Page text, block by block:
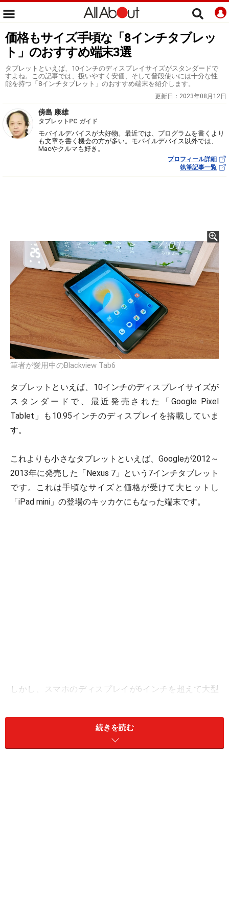
価格もサイズ手頃な「8インチタブレッ
ト」のおすすめ端末3選
タブレットといえば、10インチのディスプレイサイズがスタンダードで
すよね。この記事では、扱いやすく安価、そして普段使いには十分な性
能を持つ「8インチタブレット」のおすすめ端末を紹介します。
更新日： 2023年08月12日
傍島 康雄
タブレットPC ガイド
モバイルデバイスが大好物。最近では、プログラムを書くより
も文章を書く機会の方が多い。モバイルデバイス以外では、
Macやクルマも好き。
プロフィール詳細
執筆記事一覧
筆者が愛用中のBlackview Tab6
タブレットといえば、10インチのディスプレイサイズが
スタンダードで、最近発売された「Google Pixel
Tablet」も10.95インチのディスプレイを搭載していま
す。
これよりも小さなタブレットといえば、Googleが2012～
2013年に発売した「Nexus 7」という7インチタブレット
です。これは手頃なサイズと価格が受けて大ヒットし
「iPad mini」の登場のキッカケにもなった端末です。
しかし、スマホのディスプレイが6インチを超えて大型
が登場することはありませんでした。こうした背景もあ
り、10インチタブレットがいまの座を得ています。
続きを読む